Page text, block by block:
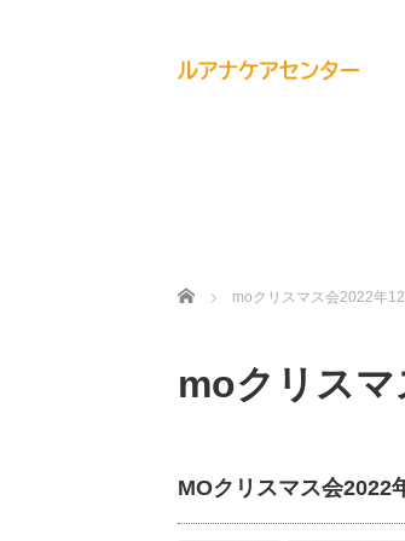
ホーム moクリスマス会2022年
moクリスマ
MOクリスマス会2022